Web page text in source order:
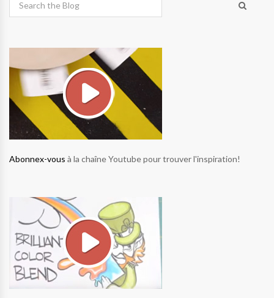
Abonnex-vous à la chaîne Youtube pour trouver l'inspiration!